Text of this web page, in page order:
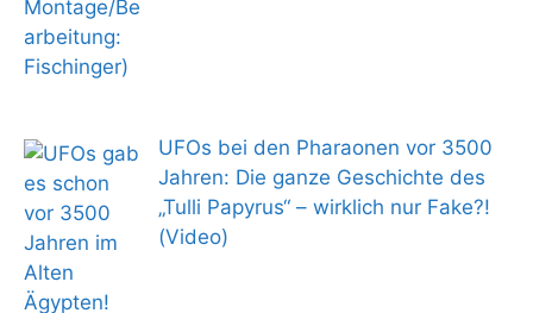
UFOs bei den Pharaonen vor 3500
Jahren: Die ganze Geschichte des
„Tulli Papyrus“ – wirklich nur Fake?!
(Video)